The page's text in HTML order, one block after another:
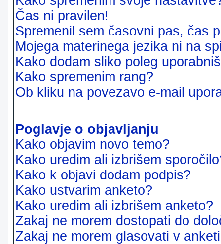
Čas ni pravilen!
Spremenil sem časovni pas, čas
Mojega materinega jezika ni na
Kako dodam sliko poleg
Kako spremenim rang?
Ob kliku na povezavo e-mail
Poglavje o objavljanju
Kako objavim novo temo?
Kako uredim ali izbrišem
Kako k objavi dodam podpis?
Kako ustvarim anketo?
Kako uredim ali izbrišem anketo?
Zakaj ne morem dostopati do
Zakaj ne morem glasovati v